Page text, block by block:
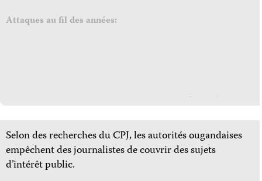
Attaques au fil des années:
Selon des recherches du CPJ, les autorités ougandaises
empêchent des journalistes de couvrir des sujets
d’intérêt public.